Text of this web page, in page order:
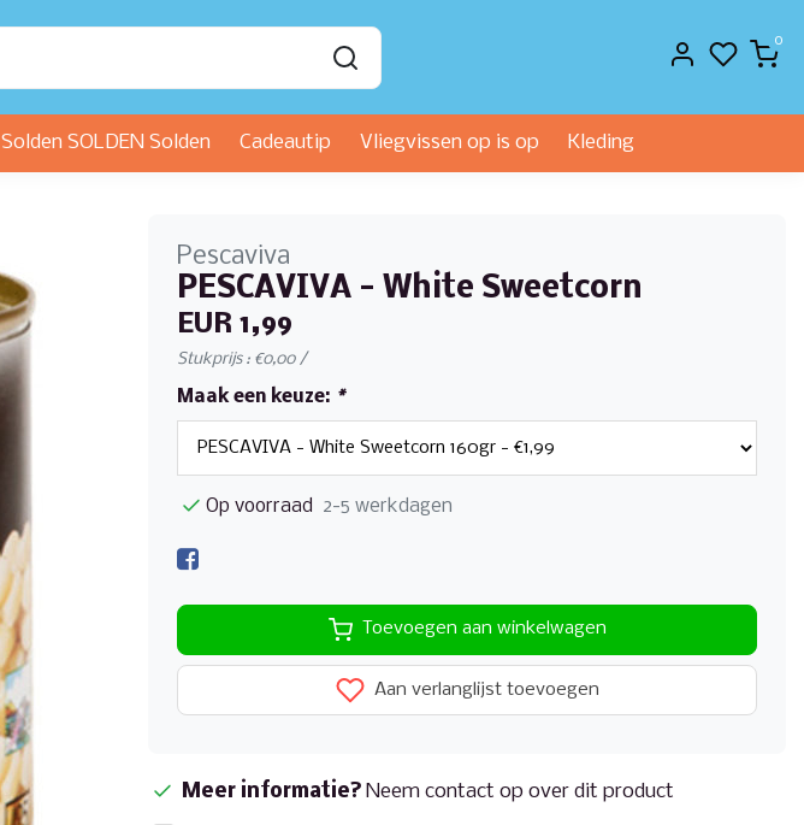
0
Solden SOLDEN Solden Cadeautip Vliegvissen op is op Kleding
Pescaviva
PESCAVIVA - White Sweetcorn
EUR 1,99
Stukprijs : €0,00 /
Maak een keuze: *
Op voorraad 2-5 werkdagen
Toevoegen aan winkelwagen
Aan verlanglijst toevoegen
Meer informatie? Neem contact op over dit product